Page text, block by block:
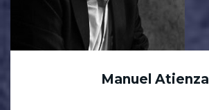
Manuel Atienza